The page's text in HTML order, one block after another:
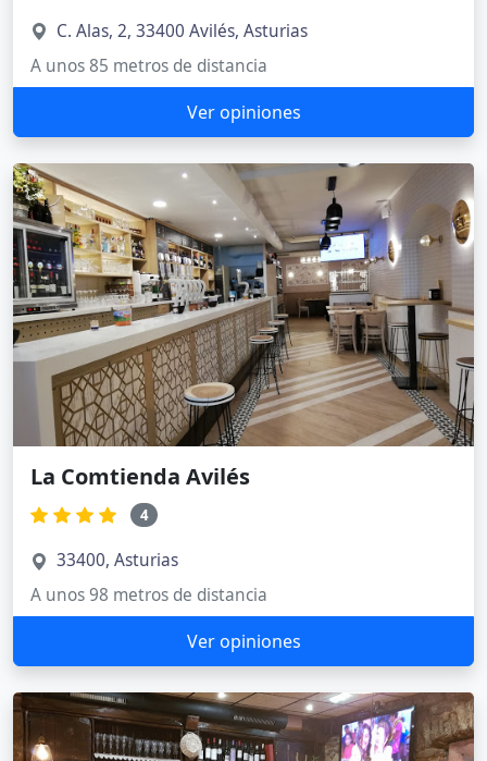
C. Alas, 2, 33400 Avilés, Asturias
A unos 85 metros de distancia
Ver opiniones
La Comtienda Avilés
4
33400, Asturias
A unos 98 metros de distancia
Ver opiniones